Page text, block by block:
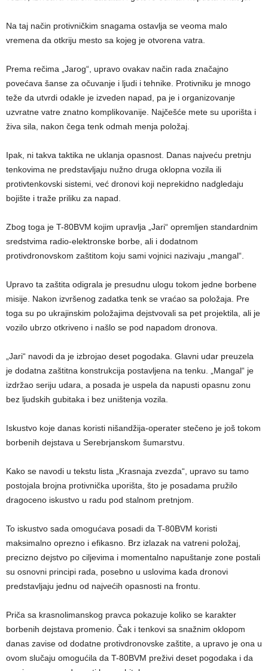
Na taj način protivničkim snagama ostavlja se veoma malo
vremena da otkriju mesto sa kojeg je otvorena vatra.
Prema rečima „Jarog“, upravo ovakav način rada značajno
povećava šanse za očuvanje i ljudi i tehnike. Protivniku je mnogo
teže da utvrdi odakle je izveden napad, pa je i organizovanje
uzvratne vatre znatno komplikovanije. Najčešće mete su uporišta i
živa sila, nakon čega tenk odmah menja položaj.
Ipak, ni takva taktika ne uklanja opasnost. Danas najveću pretnju
tenkovima ne predstavljaju nužno druga oklopna vozila ili
protivtenkovski sistemi, već dronovi koji neprekidno nadgledaju
bojište i traže priliku za napad.
Zbog toga je T-80BVM kojim upravlja „Jari“ opremljen standardnim
sredstvima radio-elektronske borbe, ali i dodatnom
protivdronovskom zaštitom koju sami vojnici nazivaju „mangal“.
Upravo ta zaštita odigrala je presudnu ulogu tokom jedne borbene
misije. Nakon izvršenog zadatka tenk se vraćao sa položaja. Pre
toga su po ukrajinskim položajima dejstvovali sa pet projektila, ali je
vozilo ubrzo otkriveno i našlo se pod napadom dronova.
„Jari“ navodi da je izbrojao deset pogodaka. Glavni udar preuzela
je dodatna zaštitna konstrukcija postavljena na tenku. „Mangal“ je
izdržao seriju udara, a posada je uspela da napusti opasnu zonu
bez ljudskih gubitaka i bez uništenja vozila.
Iskustvo koje danas koristi nišandžija-operater stečeno je još tokom
borbenih dejstava u Serebrjanskom šumarstvu.
Kako se navodi u tekstu lista „Krasnaja zvezda“, upravo su tamo
postojala brojna protivnička uporišta, što je posadama pružilo
dragoceno iskustvo u radu pod stalnom pretnjom.
To iskustvo sada omogućava posadi da T-80BVM koristi
maksimalno oprezno i efikasno. Brz izlazak na vatreni položaj,
precizno dejstvo po ciljevima i momentalno napuštanje zone postali
su osnovni principi rada, posebno u uslovima kada dronovi
predstavljaju jednu od najvećih opasnosti na frontu.
Priča sa krasnolimanskog pravca pokazuje koliko se karakter
borbenih dejstava promenio. Čak i tenkovi sa snažnim oklopom
danas zavise od dodatne protivdronovske zaštite, a upravo je ona u
ovom slučaju omogućila da T-80BVM preživi deset pogodaka i da